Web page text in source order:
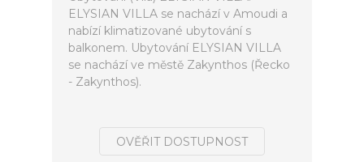
ELYSIAN VILLA se nachází v Amoudi a
nabízí klimatizované ubytování s
balkonem. Ubytování ELYSIAN VILLA
se nachází ve městě Zakynthos (Řecko
- Zakynthos).
OVĚŘIT DOSTUPNOST